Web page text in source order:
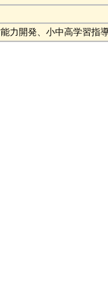
力開発、小中高学習指